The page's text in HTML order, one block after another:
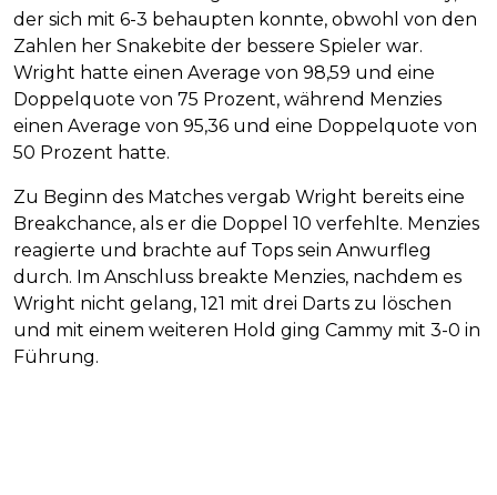
der sich mit 6-3 behaupten konnte, obwohl von den
Zahlen her Snakebite der bessere Spieler war.
Wright hatte einen Average von 98,59 und eine
Doppelquote von 75 Prozent, während Menzies
einen Average von 95,36 und eine Doppelquote von
50 Prozent hatte.
Zu Beginn des Matches vergab Wright bereits eine
Breakchance, als er die Doppel 10 verfehlte. Menzies
reagierte und brachte auf Tops sein Anwurfleg
durch. Im Anschluss breakte Menzies, nachdem es
Wright nicht gelang, 121 mit drei Darts zu löschen
und mit einem weiteren Hold ging Cammy mit 3-0 in
Führung.